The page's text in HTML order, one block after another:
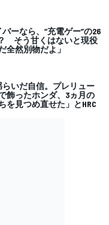
ーなら、“充電ゲー”の26
そう甘くはないと現役
全然別物だよ」
いだ自信。プレリュー
飾ったホンダ、3ヵ月の
を見つめ直せた」とHRC